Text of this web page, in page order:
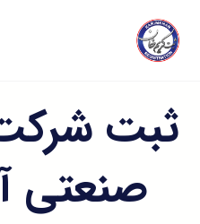
ثبت
صنعتی